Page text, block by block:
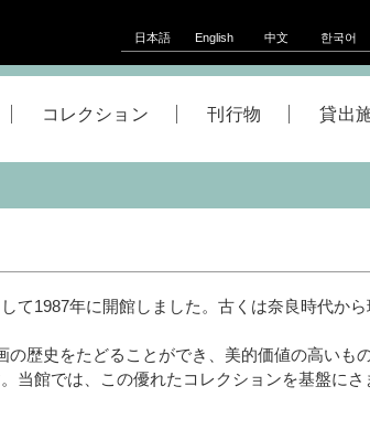
日本語 English 中文 한국어
コレクション 刊行物 貸出
て1987年に開館しました。古くは奈良時代か
歴史をたどることができ、美的価値の高いも
当館では、この優れたコレクションを基盤に